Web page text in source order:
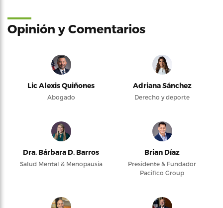
Opinión y Comentarios
Lic Alexis Quiñones
Abogado
Adriana Sánchez
Derecho y deporte
Dra. Bárbara D. Barros
Salud Mental & Menopausia
Brian Díaz
Presidente & Fundador
Pacifico Group